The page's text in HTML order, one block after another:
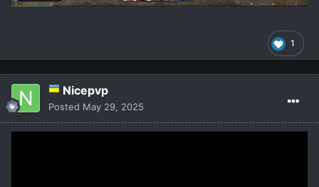
1
Nicepvp
Posted May 29, 2025